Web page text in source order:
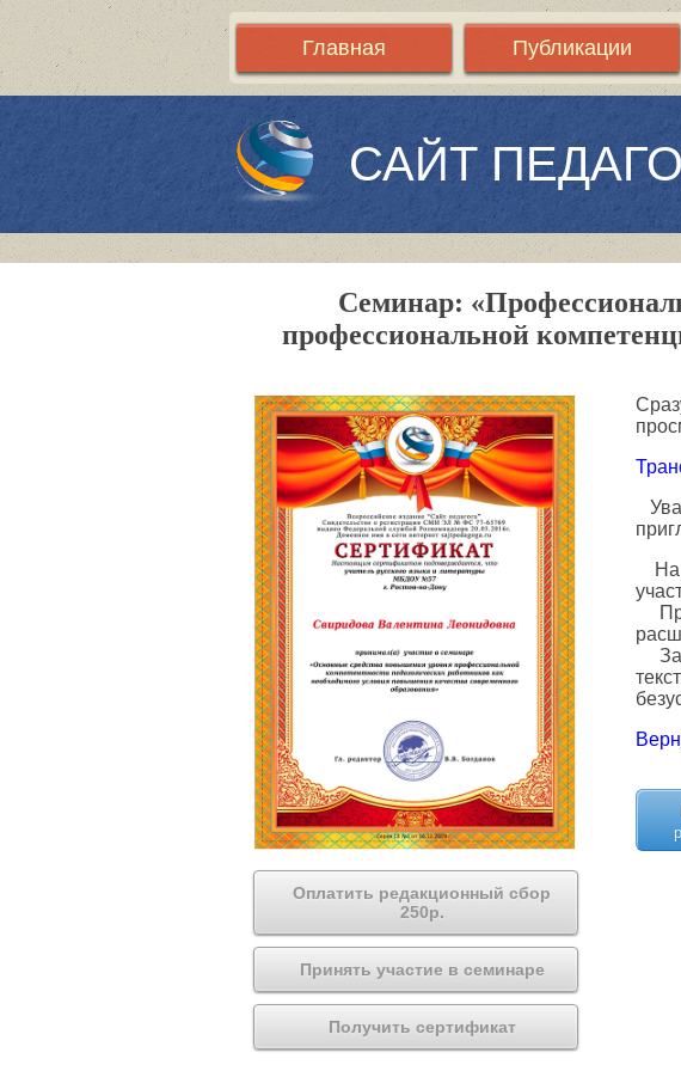
Главная Публикации
САЙТ
Семинар:
профессиональной
Оплатить редакционный сбор
250р.
Принять участие в семинаре
Получить сертификат
На
За